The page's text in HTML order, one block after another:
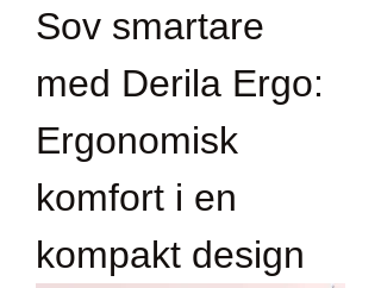
Sov smartare
med Derila Ergo:
Ergonomisk
komfort i en
kompakt design